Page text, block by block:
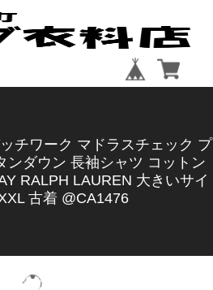
チワーク マドラスチェック プ
ンダウン 長袖シャツ コットン
RALPH LAUREN 大きいサイ
古着 @CA1476